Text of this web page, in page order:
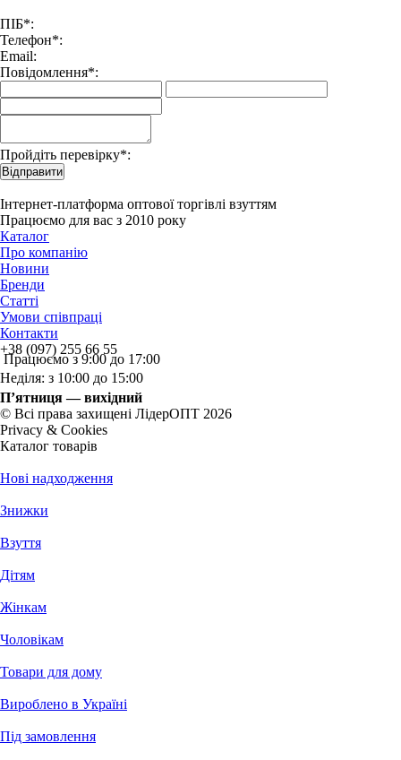
ПІБ*:
Телефон*:
Email:
Повідомлення*:
Пройдіть перевірку*:
Відправити
Інтернет-платформа оптової торгівлі взуттям
Працюємо для вас з 2010 року
Каталог
Про компанію
Новини
Бренди
Статті
Умови співпраці
Контакти
+38 (097) 255 66 55
Працюємо з 9:00 до 17:00
Неділя: з 10:00 до 15:00
П’ятниця — вихідний
© Всі права захищені ЛідерОПТ 2026
Privacy & Cookies
Каталог товарів
Нові надходження
Знижки
Взуття
Дітям
Жінкам
Чоловікам
Товари для дому
Вироблено в Україні
Під замовлення